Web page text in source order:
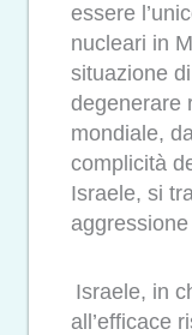
essere
nucleari in
situazione
degenerare
mondiale,
complicità
Israele, si
Israele, in
all’efficace